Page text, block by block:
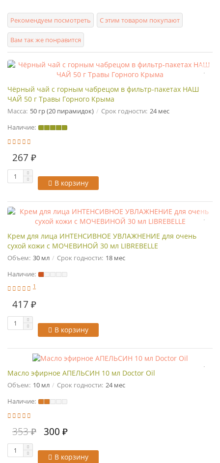
Рекомендуем посмотреть С этим товаром покупают
Вам так же понравится
Чёрный чай с горным чабрецом в фильтр-пакетах НАШ
ЧАЙ 50 г Травы Горного Крыма
Масса: 50 гр (20 пирамидок) Срок годности: 24 мес
Наличие:
267 ₽
В корзину
Крем для лица ИНТЕНСИВНОЕ УВЛАЖНЕНИЕ для очень
сухой кожи с МОЧЕВИНОЙ 30 мл LIBREBELLE
Объем: 30 мл Срок годности: 18 мес
Наличие:
1
417 ₽
В корзину
Масло эфирное АПЕЛЬСИН 10 мл Doctor Oil
Объем: 10 мл Срок годности: 24 мес
Наличие:
353 ₽ 300 ₽
В корзину